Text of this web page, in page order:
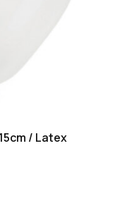
/ Latex